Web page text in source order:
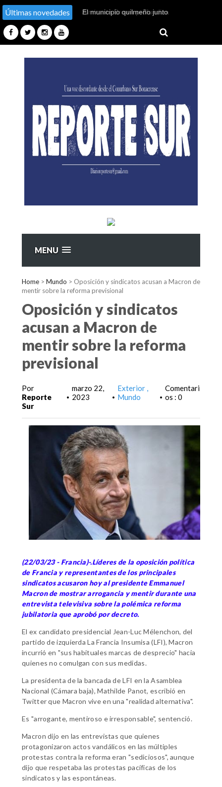
Últimas novedades
El municipio quilmeño junto
Guerra de Malvinas inició
capacitación para agentes
MENU
Home > Mundo > Oposición y sindicatos acusan a Macron de
mentir sobre la reforma previsional
Oposición y sindicatos
acusan a Macron de
mentir sobre la reforma
previsional
Por
Reporte
Sur
•
marzo 22,
2023
•
Exterior
Mundo
•
Comentari
os : 0
(22/03/23 - Francia)-.Líderes de la oposición política
de Francia y representantes de los principales
sindicatos acusaron hoy al presidente Emmanuel
Macron de mostrar arrogancia y mentir durante una
entrevista televisiva sobre la polémica reforma
jubilatoria que aprobó por decreto.
El ex candidato presidencial Jean-Luc Mélenchon, del
partido de izquierda La Francia Insumisa (LFI), Macron
incurrió en "sus habituales marcas de desprecio" hacia
quienes no comulgan con sus medidas.
La presidenta de la bancada de LFI en la Asamblea
Nacional (Cámara baja), Mathilde Panot, escribió en
Twitter que Macron vive en una "realidad alternativa".
Es "arrogante, mentiroso e irresponsable", sentenció.
Macron dijo en las entrevistas que quienes
protagonizaron actos vandálicos en las múltiples
protestas contra la reforma eran "sediciosos", aunque
dijo que respetaba las protestas pacíficas de los
sindicatos y las espontáneas.